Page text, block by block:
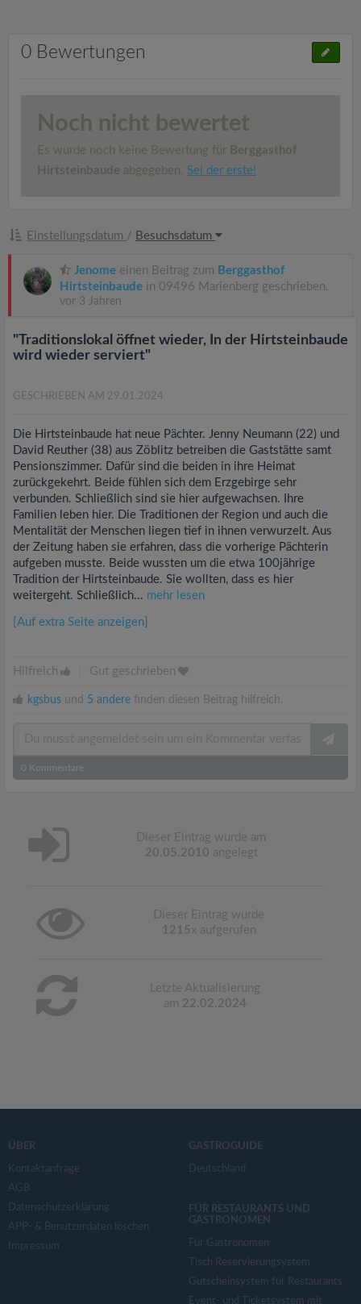
0 Bewertungen
Noch nicht bewertet
Es wurde noch keine Bewertung für Berggasthof
Hirtsteinbaude abgegeben. Sei der erste!
Einstellungsdatum / Besuchsdatum
Jenome einen Beitrag zum Berggasthof
Hirtsteinbaude in 09496 Marienberg geschrieben.
vor 3 Jahren
"Traditionslokal öffnet wieder, In der Hirtsteinbaude
wird wieder serviert"
GESCHRIEBEN AM 29.01.2024
Die Hirtsteinbaude hat neue Pächter. Jenny Neumann (22) und
David Reuther (38) aus Zöblitz betreiben die Gaststätte samt
Pensionszimmer. Dafür sind die beiden in ihre Heimat
zurückgekehrt. Beide fühlen sich dem Erzgebirge sehr
verbunden. Schließlich sind sie hier aufgewachsen. Ihre
Familien leben hier. Die Traditionen der Region und auch die
Mentalität der Menschen liegen tief in ihnen verwurzelt. Aus
der Zeitung haben sie erfahren, dass die vorherige Pächterin
aufgeben musste. Beide wussten um die etwa 100jährige
Tradition der Hirtsteinbaude. Sie wollten, dass es hier
weitergeht. Schließlich... mehr lesen
[Auf extra Seite anzeigen]
Hilfreich Gut geschrieben
kgsbus und 5 andere finden diesen Beitrag hilfreich.
0 Kommentare
Dieser Eintrag wurde am
20.05.2010 angelegt
Dieser Eintrag wurde
1215 x aufgerufen
Letzte Aktualisierung
am 22.02.2024
ÜBER
Kontaktanfrage
AGB
Datenschutzerklärung
APP- & Benutzerdaten löschen
Impressum
GASTROGUIDE
Deutschland
FÜR RESTAURANTS UND
GASTRONOMEN
Für Gastronomen
Tisch Reservierungsystem
Gutscheinsystem für Restaurants
Event- und Ticketsystem mit